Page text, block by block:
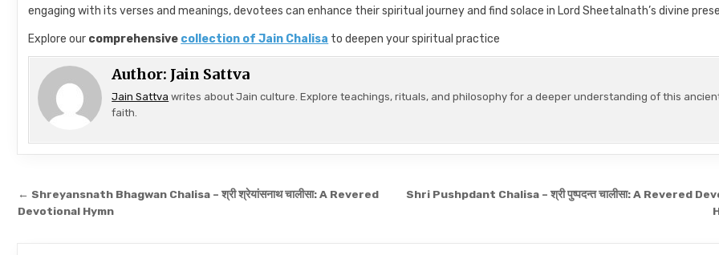
engaging with its verses and meanings, devotees can enhance their spiritual journey and find solace in Lord Sheetalnath’s divine
Explore our comprehensive collection of Jain Chalisa to deepen your spiritual practice
Author: Jain Sattva
Jain Sattva writes about Jain culture. Explore teachings, rituals, and philosophy for a deeper understanding of this
faith.
Post navigation
Shri Pushpdant Chalisa – श्री पुष्पदन्त चालीसा: A Revered
← Shreyansnath Bhagwan Chalisa – श्री श्रेयांसनाथ चालीसा: A Revered
Devotional Hymn